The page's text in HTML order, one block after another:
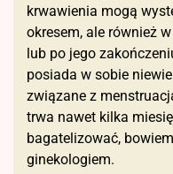
krwawienia mogą
okresem, ale również
lub po jego
posiada w sobie
związane z
trwa nawet kilka
bagatelizować,
ginekologiem.